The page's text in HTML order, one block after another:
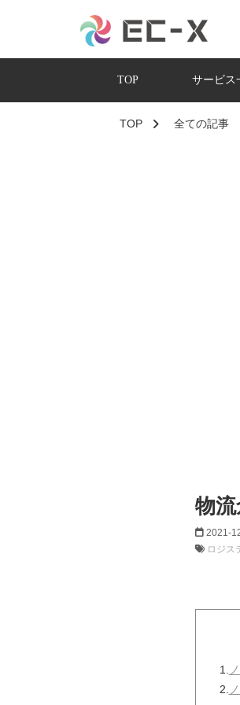
TOP サービス
TOP 全ての記事
物
2021-
ロジス
1.
2.